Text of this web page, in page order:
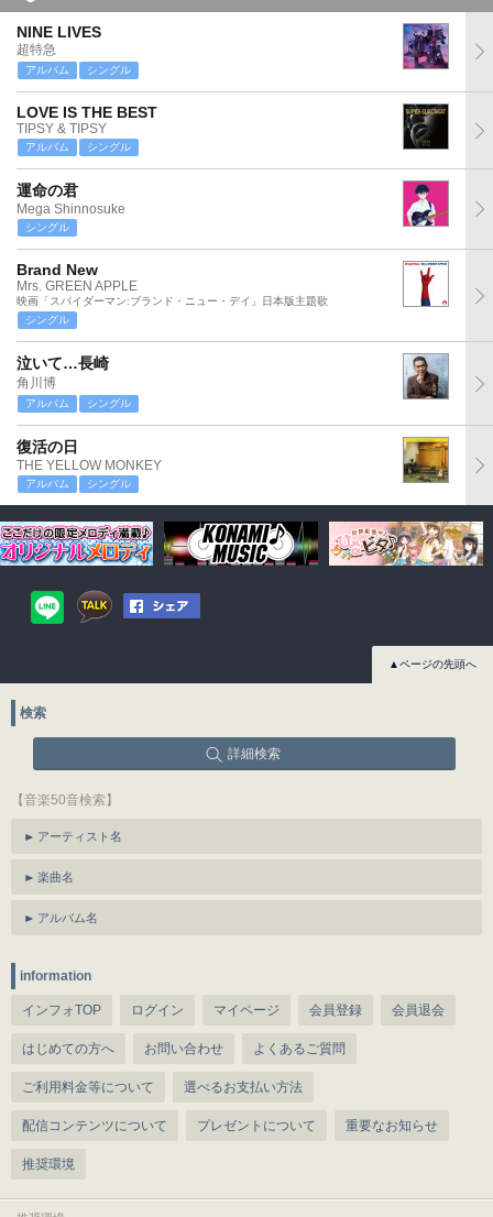
NINE LIVES
超特急
アルバム シングル
LOVE IS THE BEST
TIPSY & TIPSY
アルバム シングル
運命の君
Mega Shinnosuke
シングル
Brand New
Mrs. GREEN APPLE
映画「スパイダーマン:ブランド・ニュー・デイ」日本版主題歌
シングル
泣いて…長崎
角川博
アルバム シングル
復活の日
THE YELLOW MONKEY
アルバム シングル
▲ページの先頭へ
検索
詳細検索
【音楽50音検索】
アーティスト名
楽曲名
アルバム名
information
インフォTOP ログイン マイページ 会員登録 会員退会
はじめての方へ お問い合わせ よくあるご質問
ご利用料金等について 選べるお支払い方法
配信コンテンツについて プレゼントについて 重要なお知らせ
推奨環境